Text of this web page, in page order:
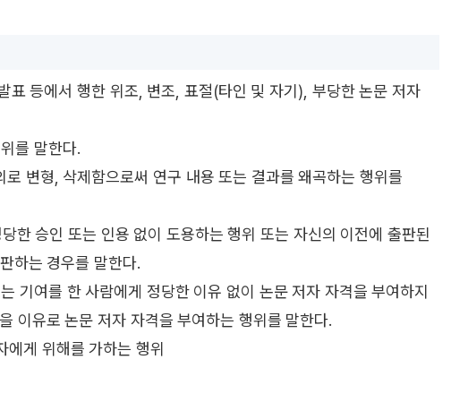
표 등에서 행한 위조, 변조, 표절(타인 및 자기), 부당한 논문 저자
를 말한다.
변형, 삭제함으로써 연구 내용 또는 결과를 왜곡하는 행위를
승인 또는 인용 없이 도용하는 행위 또는 자신의 이전에 출판된
하는 경우를 말한다.
기여를 한 사람에게 정당한 이유 없이 논문 저자 자격을 부여하지
이유로 논문 저자 자격을 부여하는 행위를 말한다.
게 위해를 가하는 행위